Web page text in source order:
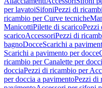
per lavatoiSifoniPezzi di
ricambio per Curve tecniche
ManicottiPilette di scaricoPezzi
scaricoAccessoriPezzi di
bagnoDocceScarichi a
Scarichi a pavimento per docce
ricambio per Canalette per
docciaPezzi di ricambio per
per doccia a pavimentoPezzi di